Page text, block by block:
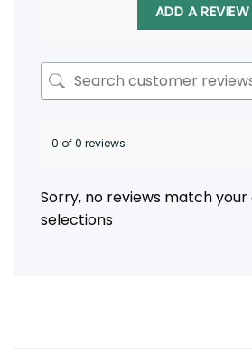
ADD A REVIEW
0 of 0 reviews
Sorry, no reviews match
selections